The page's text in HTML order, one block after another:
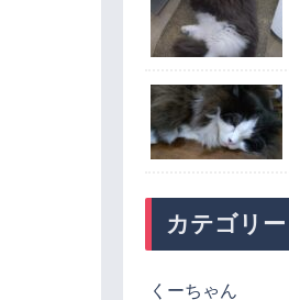
カテゴリー
くーちゃん